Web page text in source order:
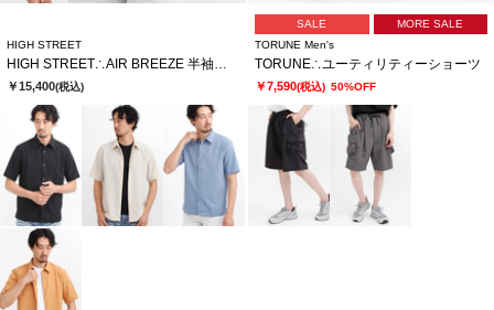
HIGH STREET
HIGH STREET∴AIR BREEZE 半袖シャツ
￥15,400(税込)
SALE
MORE SALE
TORUNE Men's
TORUNE∴ユーティリティーショーツ
￥7,590(税込) 50%OFF